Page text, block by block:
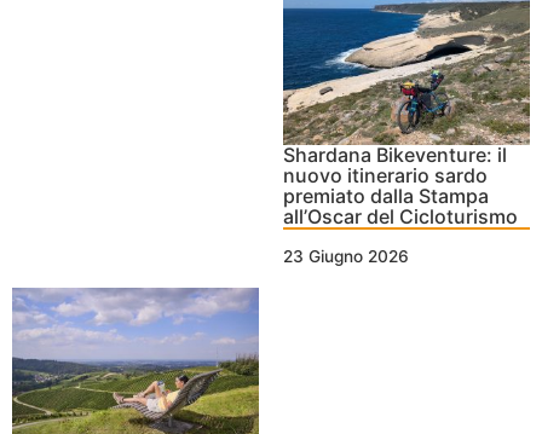
Shardana Bikeventure: il
nuovo itinerario sardo
premiato dalla Stampa
all’Oscar del Cicloturismo
23 Giugno 2026